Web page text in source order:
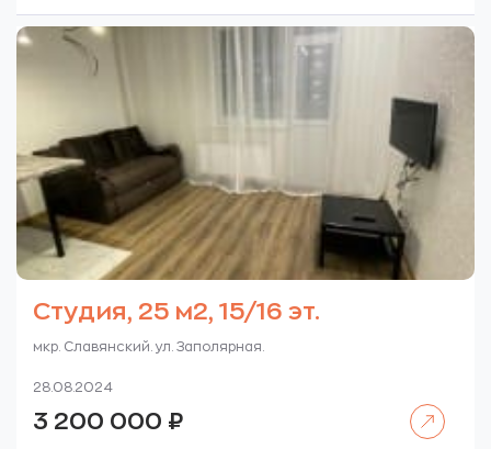
Студия, 25 м2, 15/16 эт.
мкр. Славянский. ул. Заполярная.
28.08.2024
3 200 000 ₽